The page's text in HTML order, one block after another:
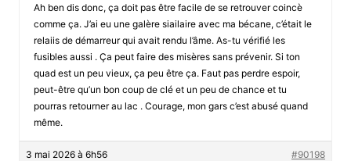
Ah ben dis donc, ça doit pas être facile de se retrouver coincè
comme ça. J’ai eu une galère siailaire avec ma bécane, c’était le
relaiis de démarreur qui avait rendu l’âme. As-tu vérifié les
fusibles aussi . Ça peut faire des misères sans prévenir. Si ton
quad est un peu vieux, ça peu être ça. Faut pas perdre espoir,
peut-être qu’un bon coup de clé et un peu de chance et tu
pourras retourner au lac . Courage, mon gars c’est abusé quand
même.
3 mai 2026 à 6h56 #90198